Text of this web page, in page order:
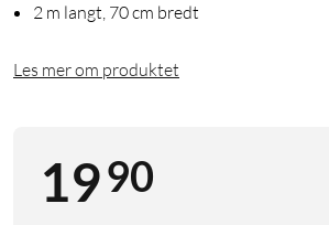
2 m langt, 70 cm bredt
Les mer om produktet
1990